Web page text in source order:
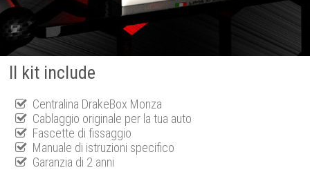
Il kit include
Centralina DrakeBox Monza
Cablaggio originale per la tua auto
Fascette di fissaggio
Manuale di istruzioni specifico
Garanzia di 2 anni